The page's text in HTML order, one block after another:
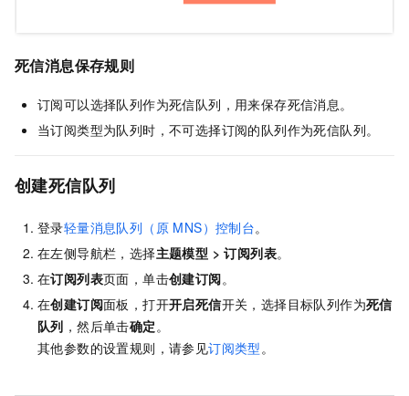
死信消息保存规则
订阅可以选择队列作为死信队列，用来保存死信消息。
当订阅类型为队列时，不可选择订阅的队列作为死信队列。
创建死信队列
登录轻量消息队列（原 MNS）控制台。
在左侧导航栏，选择主题模型 >订阅列表。
在订阅列表页面，单击创建订阅。
在创建订阅面板，打开开启死信开关，选择目标队列作为死信
队列 ，然后单击确定。
其他参数的设置规则，请参见订阅类型。